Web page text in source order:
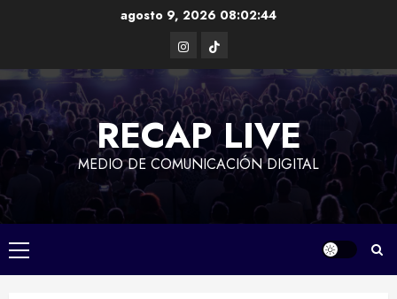
agosto 9, 2026 08:02:45
Instagram
TikTok
RECAP LIVE
MEDIO DE COMUNICACIÓN DIGITAL
Menú
principal